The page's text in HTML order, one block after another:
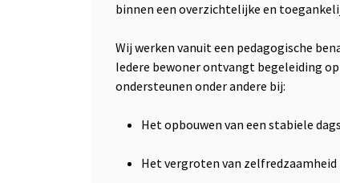
binnen een overzichtelijke en
Wij werken vanuit een pedagogische
Iedere bewoner ontvangt begeleiding
ondersteunen onder andere bij:
Het opbouwen van een stabiele
Het vergroten van zelfredzaamheid